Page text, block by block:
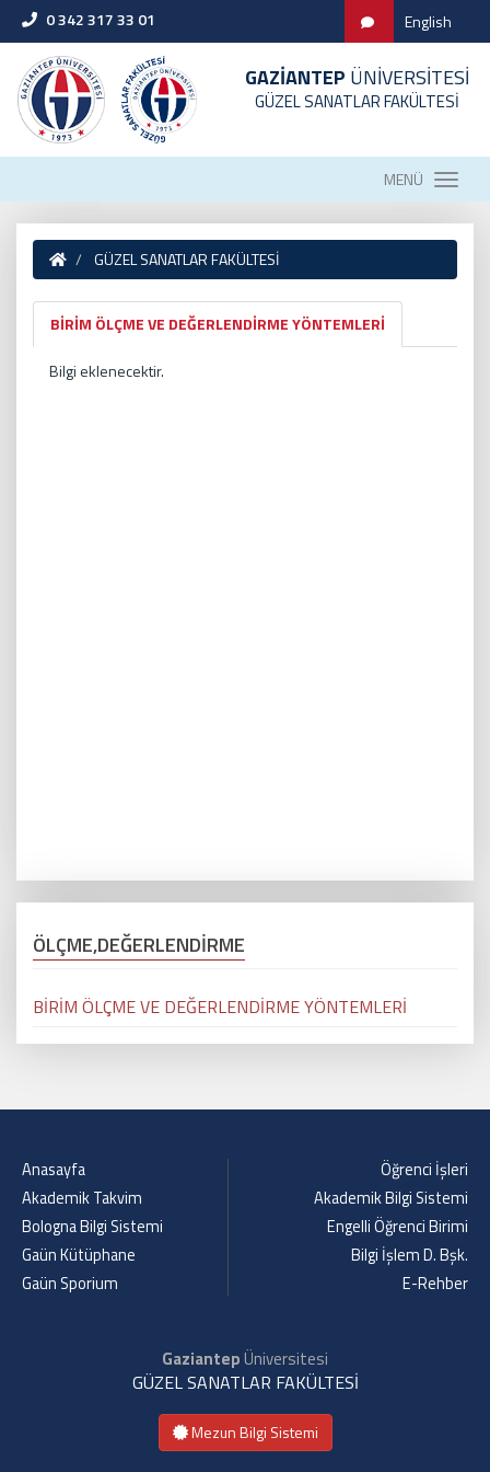
0 342 317 33 01 English
GAZİANTEP ÜNİVERSİTESİ
GÜZEL SANATLAR FAKÜLTESİ
MENÜ
GÜZEL SANATLAR FAKÜLTESİ
BİRİM ÖLÇME VE DEĞERLENDİRME YÖNTEMLERİ
Bilgi eklenecektir.
ÖLÇME,DEĞERLENDİRME
BİRİM ÖLÇME VE DEĞERLENDİRME YÖNTEMLERİ
Anasayfa
Akademik Takvim
Bologna Bilgi Sistemi
Gaün Kütüphane
Gaün Sporium
Öğrenci İşleri
Akademik Bilgi Sistemi
Engelli Öğrenci Birimi
Bilgi İşlem D. Bşk.
E-Rehber
GaziantepÜniversitesi
GÜZEL SANATLAR FAKÜLTESİ
Mezun Bilgi Sistemi